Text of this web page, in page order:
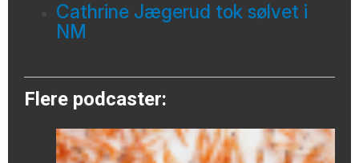
Cathrine Jægerud tok sølvet i
NM
Flere podcaster: